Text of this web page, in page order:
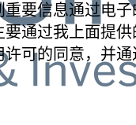
要信息通过电
通过我上面提
可的同意，并